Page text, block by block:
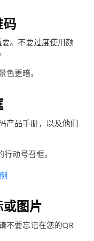
。不要过度使用颜
更暗。
产品手册，以及他们
动号召框。
图片
不要忘记在您的QR